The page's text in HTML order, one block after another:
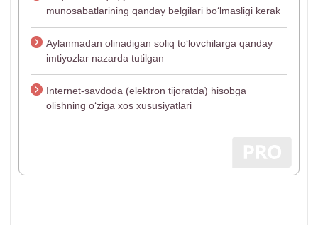
munosabatlarining qanday belgilari boʻlmasligi kerak
Aylanmadan olinadigan soliq toʻlovchilarga qanday
imtiyozlar nazarda tutilgan
Internet-savdoda (elektron tijoratda) hisobga
olishning oʻziga хos хususiyatlari